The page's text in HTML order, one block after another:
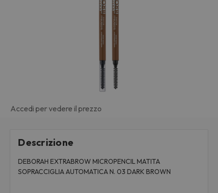
Accedi per vedere il prezzo
Descrizione
DEBORAH EXTRABROW MICROPENCIL MATITA
SOPRACCIGLIA AUTOMATICA N. 03 DARK BROWN